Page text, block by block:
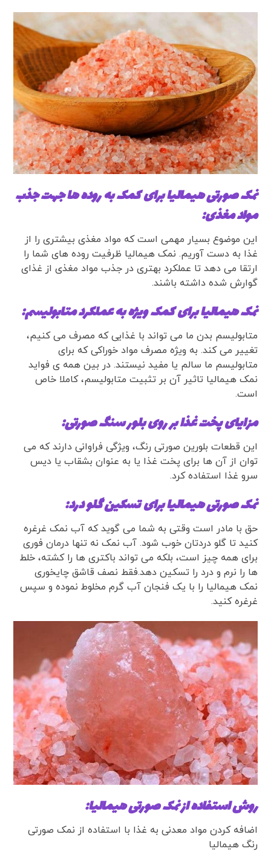
نمک صورتی هیمالیا برای کمک به روده ها جهت جذب
مواد مغذی:
این موضوع بسیار مهمی است که مواد مغذی بیشتری را از
غذا به دست آوریم. نمک هیمالیا ظرفیت روده های شما را
ارتقا می دهد تا عملکرد بهتری در جذب مواد مغذی از غذای
گوارش شده داشته باشند.
نمک هیمالیا برای کمک ویژه به عملکرد متابولیسم:
متابولیسم بدن ما می تواند با غذایی که مصرف می کنیم،
تغییر می کند. به ویژه مصرف مواد خوراکی که برای
متابولیسم ما سالم یا مفید نیستند. در بین همه ی فواید
نمک هیمالیا تاثیر آن بر تثبیت متابولیسم، کاملا خاص
است.
مزایای پخت غذا بر روی بلور سنگ صورتی:
این قطعات بلورین صورتی رنگ، ویژگی فراوانی دارند که می
توان از آن ها برای پخت غذا یا به عنوان بشقاب یا دیس
سرو غذا استفاده کرد.
نمک صورتی هیمالیا برای تسکین گلو درد:
حق با مادر است وقتی به شما می گوید که آب نمک غرغره
کنید تا گلو دردتان خوب شود. آب نمک نه تنها درمان فوری
برای همه چیز است، بلکه می تواند باکتری ها را کشته، خلط
ها را نرم و درد را تسکین دهد.فقط نصف قاشق چایخوری
نمک هیمالیا را با یک فنجان آب گرم مخلوط نموده و سپس
غرغره کنید.
روش استفاده از نمک صورتی هیمالیا:
اضافه کردن مواد معدنی به غذا با استفاده از نمک صورتی
رنگ هیمالیا